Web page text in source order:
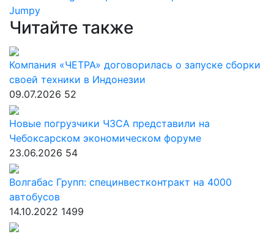
Jumpy
Читайте также
Компания «ЧЕТРА» договорилась о запуске сборки
своей техники в Индонезии
09.07.2026 52
Новые погрузчики ЧЗСА представили на
Чебоксарском экономическом форуме
23.06.2026 54
Волгабас Групп: специнвестконтракт на 4000
автобусов
14.10.2022 1499